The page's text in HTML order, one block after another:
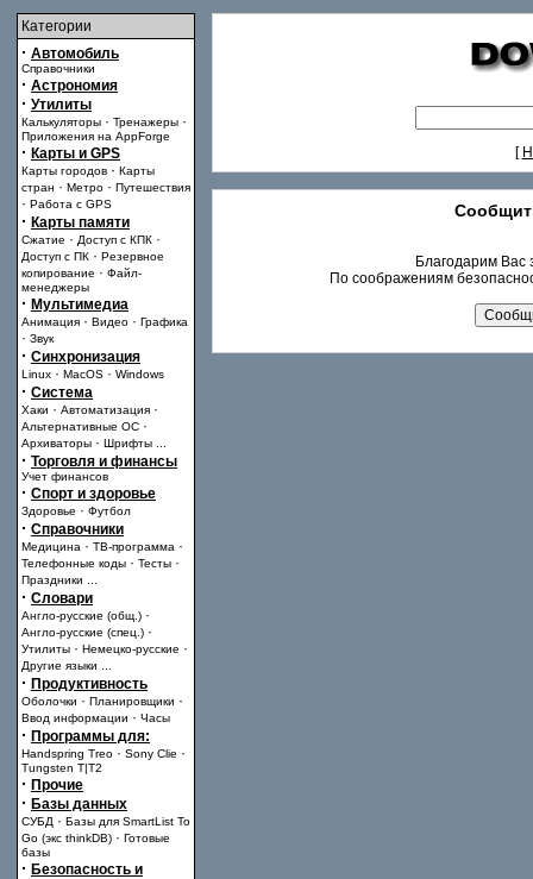
Категории
· Автомобиль
Справочники
· Астрономия
· Утилиты
Калькуляторы · Тренажеры ·
Приложения на AppForge
· Карты и GPS
Карты городов · Карты
стран · Метро · Путешествия
· Работа с GPS
· Карты памяти
Сжатие · Доступ с КПК ·
Доступ с ПК · Резервное
копирование · Файл-
менеджеры
· Мультимедиа
Анимация · Видео · Графика
· Звук
· Синхронизация
Linux · MacOS · Windows
· Система
Хаки · Автоматизация ·
Альтернативные ОС ·
Архиваторы · Шрифты
· Торговля и финансы
Учет финансов
· Спорт и здоровье
Здоровье · Футбол
· Справочники
Медицина · ТВ-программа ·
Телефонные коды · Тесты ·
Праздники
· Словари
Англо-русские (общ.) ·
Англо-русские (спец.) ·
Утилиты · Немецко-русские ·
Другие языки
· Продуктивность
Оболочки · Планировщики ·
Ввод информации · Часы
· Программы для:
Handspring Treo · Sony Clie ·
Tungsten T|T2
· Прочие
· Базы данных
СУБД · Базы для SmartList To
Go (экс thinkDB) · Готовые
базы
· Безопасность и
[
Благодарим Вас
По соображениям